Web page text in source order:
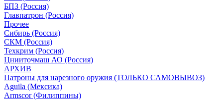
БПЗ (Россия)
Главпатрон (Россия)
Прочее
Сибирь (Россия)
СКМ (Россия)
Техкрим (Россия)
Цнииточмаш АО (Россия)
АРХИВ
Патроны для нарезного оружия (ТОЛЬКО САМОВЫВОЗ)
Aguila (Мексика)
Armscor (Филиппины)